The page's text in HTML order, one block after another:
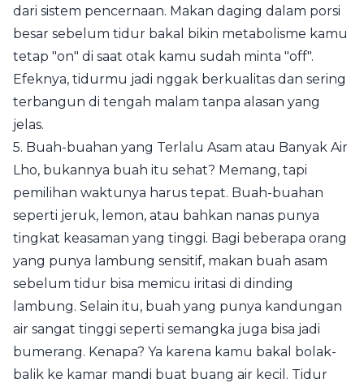
dari sistem pencernaan. Makan daging dalam porsi
besar sebelum tidur bakal bikin metabolisme kamu
tetap "on" di saat otak kamu sudah minta "off".
Efeknya, tidurmu jadi nggak berkualitas dan sering
terbangun di tengah malam tanpa alasan yang
jelas.
5. Buah-buahan yang Terlalu Asam atau Banyak Air
Lho, bukannya buah itu sehat? Memang, tapi
pemilihan waktunya harus tepat. Buah-buahan
seperti jeruk, lemon, atau bahkan nanas punya
tingkat keasaman yang tinggi. Bagi beberapa orang
yang punya lambung sensitif, makan buah asam
sebelum tidur bisa memicu iritasi di dinding
lambung. Selain itu, buah yang punya kandungan
air sangat tinggi seperti semangka juga bisa jadi
bumerang. Kenapa? Ya karena kamu bakal bolak-
balik ke kamar mandi buat buang air kecil. Tidur